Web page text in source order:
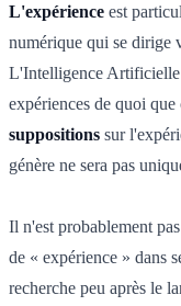
L'expérience est
numérique qui se dirige
L'Intelligence Artificielle
expériences de quoi
suppositions sur
génère ne sera pas
Il n'est probablement
de « expérience » dans
recherche peu après le